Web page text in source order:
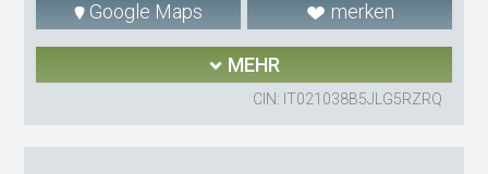
Google Maps merken
MEHR
CIN: IT021038B5JLG5RZRQ